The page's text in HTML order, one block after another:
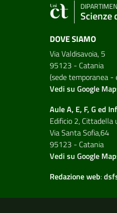
Scienze
DOVE SIAMO
Via Valdisavoia, 5
95123 - Catania
(sede temporanea -
Vedi su Google
Aule A, E, F, G ed
Edificio 2, Cittadella
Via Santa Sofia,64
95123 - Catania
Vedi su Google
Redazione web: